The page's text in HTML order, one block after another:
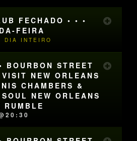
FECHADO • • •
FEIRA
DIA INTEIRO
BOURBON STREET
NEW ORLEANS
CHAMBERS &
NEW ORLEANS
RUMBLE